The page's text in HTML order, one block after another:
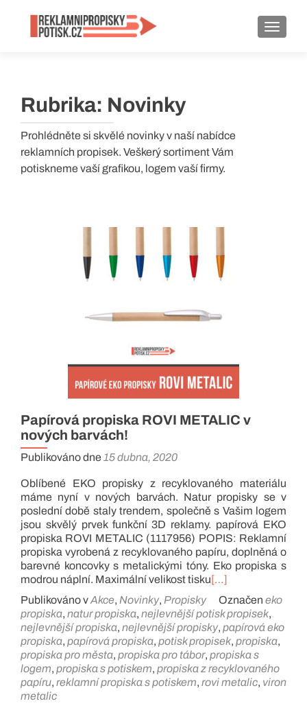
Rubrika: Novinky
Prohlédněte si skvělé novinky v naší nabídce
reklamních propisek. Veškerý sortiment Vám
potiskneme vaší grafikou, logem vaší firmy.
Papírová propiska ROVI METALIC v
nových barvách!
Publikováno dne 15 dubna, 2020
Oblíbené EKO propisky z recyklovaného materiálu
máme nyní v nových barvách. Natur propisky se v
poslední době staly trendem, společně s Vašim logem
jsou skvělý prvek funkční 3D reklamy. papírová EKO
propiska ROVI METALIC (1117956) POPIS: Reklamní
propiska vyrobená z recyklovaného papíru, doplněná o
barevné koncovky s metalickými tóny. Eko propiska s
modrou náplní. Maximální velikost tisku […]
Publikováno vAkce, Novinky, Propisky Označen eko
propiska, natur propiska, nejlevnější potisk propisek,
nejlevnější propiska, nejlevnější propisky, papírová eko
propiska, papírová propiska, potisk propisek, propiska,
propiska pro města, propiska pro tábor, propiska s
logem, propiska s potiskem, propiska z recyklovaného
papíru, reklamní propiska s potiskem, rovi metalic, viron
metalic